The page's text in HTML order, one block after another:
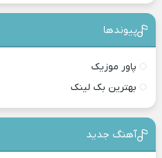
پیوندها
پاور موزیک
بهترین بک لینک
آهنگ جدید